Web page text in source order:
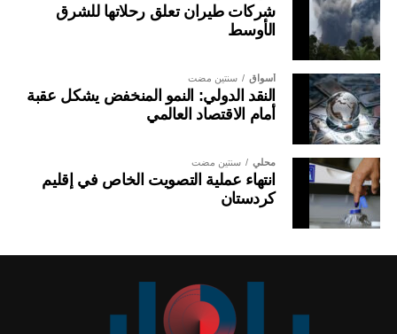
شركات طيران تعلق رحلاتها للشرق
الأوسط
أسواق سنتين مضت
النقد الدولي: النمو المنخفض يشكل عقبة
أمام الاقتصاد العالمي
محلي سنتين مضت
انتهاء عملية التصويت الخاص في إقليم
كردستان